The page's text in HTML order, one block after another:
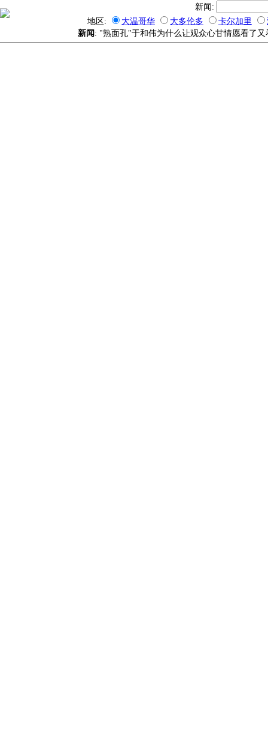
新闻:
地区:
大温哥华 大多伦多 卡尔加里
新闻 : "熟面孔"于和伟为什么让观众心甘情愿看了又